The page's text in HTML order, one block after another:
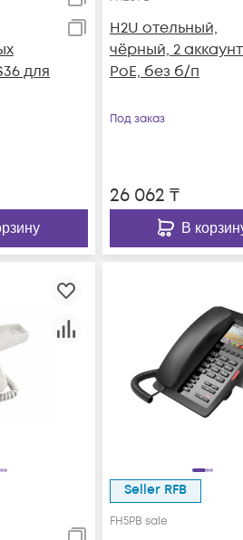
для
T2
H2U отельный,
чёрный, 2
PoE, без б/п
Под заказ
26 062 ₸
В
Seller RFB
FH5PB sale